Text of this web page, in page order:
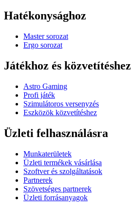
Hatékonysághoz
Master sorozat
Ergo sorozat
Játékhoz és közvetítéshez
Astro Gaming
Profi játék
Szimulátoros versenyzés
Eszközök közvetítéshez
Üzleti felhasználásra
Munkaterületek
Üzleti termékek vásárlása
Szoftver és szolgáltatások
Partnerek
Szövetséges partnerek
Üzleti forrásanyagok